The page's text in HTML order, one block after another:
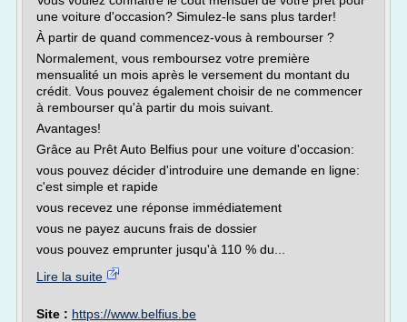
une voiture d'occasion? Simulez-le sans plus tarder!
À partir de quand commencez-vous à rembourser ?
Normalement, vous remboursez votre première
mensualité un mois après le versement du montant du
crédit. Vous pouvez également choisir de ne commencer
à rembourser qu'à partir du mois suivant.
Avantages!
Grâce au Prêt Auto Belfius pour une voiture d'occasion:
vous pouvez décider d'introduire une demande en ligne:
c'est simple et rapide
vous recevez une réponse immédiatement
vous ne payez aucuns frais de dossier
vous pouvez emprunter jusqu'à 110 % du...
Lire la suite
Site : https://www.belfius.be